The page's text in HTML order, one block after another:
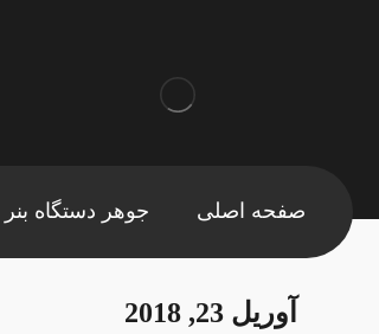
صفحه اصلی جوهر دستگاه بنر
آوریل 23, 2018